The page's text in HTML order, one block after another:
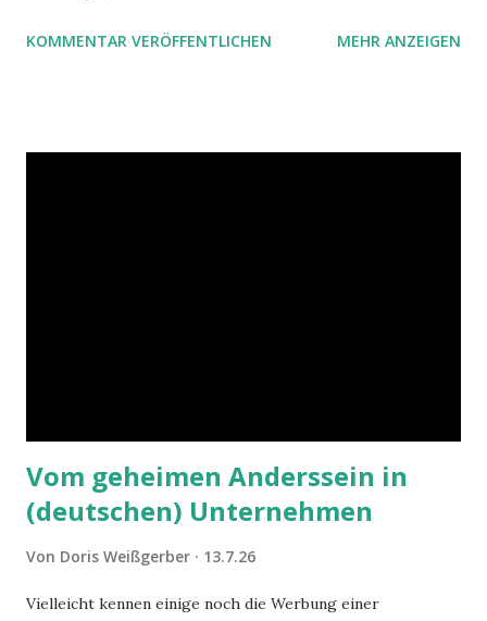
Hilfe von Outlook.
KOMMENTAR VERÖFFENTLICHEN MEHR ANZEIGEN
Vom geheimen Anderssein in
(deutschen) Unternehmen
Von Doris Weißgerber 13.7.26
Vielleicht kennen einige noch die Werbung einer